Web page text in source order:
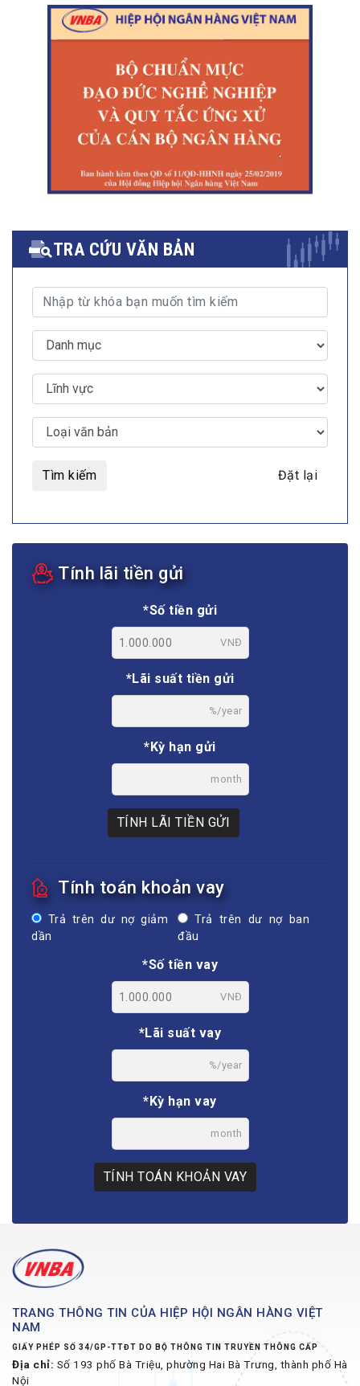
TRA CỨU VĂN BẢN
Tìm kiếm Đặt lại
Tính lãi tiền gửi
*Số tiền gửi
VNĐ
*Lãi suất tiền gửi
%/year
*Kỳ hạn gửi
month
TÍNH LÃI TIỀN GỬI
Tính toán khoản vay
Trả trên dư nợ giảm
dần
Trả trên dư nợ ban
đầu
*Số tiền vay
VNĐ
*Lãi suất vay
%/year
*Kỳ hạn vay
month
TÍNH TOÁN KHOẢN VAY
TRANG THÔNG TIN CỦA HIỆP HỘI NGÂN HÀNG VIỆT
NAM
GIẤY PHÉP SỐ 34/GP-TTĐT DO BỘ THÔNG TIN TRUYỀN THÔNG CẤP
Địa chỉ: Số 193 phố Bà Triệu, phường Hai Bà Trưng, thành phố Hà
Nội